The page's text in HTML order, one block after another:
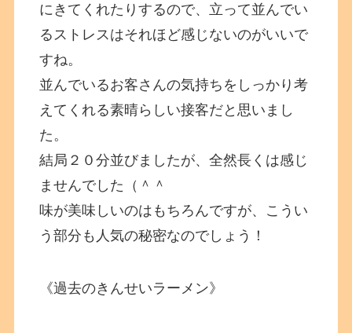
にきてくれたりするので、立って並んでい
るストレスはそれほど感じないのがいいで
すね。
並んでいるお客さんの気持ちをしっかり考
えてくれる素晴らしい接客だと思いまし
た。
結局２０分並びましたが、全然長くは感じ
ませんでした（＾＾
味が美味しいのはもちろんですが、こうい
う部分も人気の秘密なのでしょう！
《過去のきんせいラーメン》